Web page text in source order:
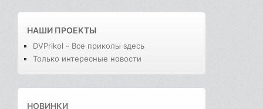
НАШИ ПРОЕКТЫ
DVPrikol - Все приколы здесь
Только интересные новости
НОВИНКИ